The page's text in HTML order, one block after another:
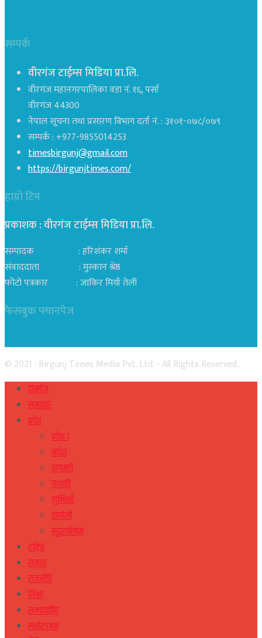
सम्पर्क
वीरगंज टाईम्स मिडिया प्रा.लि.
वीरगंज महानगरपालिका वडा नं. १६, पर्सा
वीरगंज 44300
नेपाल सूचना तथा प्रसारण विभाग दर्ता नं. : ३१०१-०७८/०७९
सम्पर्क : +977-9855014253
timesbirgunj@gmail.com
https://birgunjtimes.com/
हाम्रो टिम
प्रकाशक : वीरगंज टाईम्स मिडिया प्रा‍.लि.
सम्पादक : हरिशंकर शर्मा
संवाददाता : मुस्कान श्रेष्ठ
फोटो पत्रकार : जाकिर मियाँ तेली
फेसबुक फ्यानपेज
© 2021 : Birgunj Times Media Pvt. Ltd. - All Rights Reserved.
होमपेज
समाचार
प्रदेश
प्रदेश १
मधेस
वागमती
गण्डकी
लुम्बिनी
कर्णाली
सुदुरपस्चिम
राष्ट्रिय
समाज
राजनीति
शिक्षा
सम्पादकीय
मनोरञ्जन